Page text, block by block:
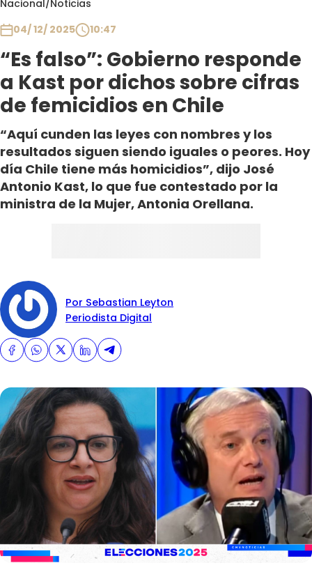
Nacional/Noticias
04/ 12/ 2025
10:47
“Es falso”: Gobierno responde
a Kast por dichos sobre cifras
de femicidios en Chile
“Aquí cunden las leyes con nombres y los
resultados siguen siendo iguales o peores. Hoy
día Chile tiene más homicidios”, dijo José
Antonio Kast, lo que fue contestado por la
ministra de la Mujer, Antonia Orellana.
Por Sebastian Leyton
Periodista Digital
Club De La Comedia
Contigo en Directo
Plan Perfecto
El Tiempo
Sabingo
Todos Los Programas